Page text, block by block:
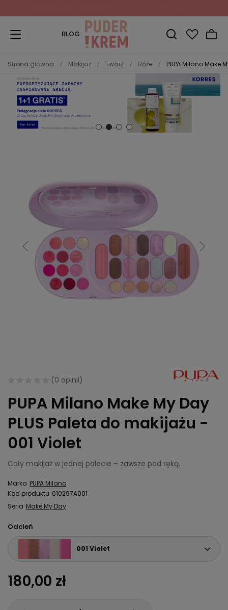
BLOG
Strona główna Makijaż Twarz Róże PUPA Milano Make
(0 opinii)
PUPA Milano Make My Day
PLUS Paleta do makijażu -
001 Violet
Cały makijaż w jednej palecie – zawsze pod ręką.
Marka PUPA Milano
Kod produktu 010297A001
Seria Make My Day
Odcień
001 Violet
180,00 zł